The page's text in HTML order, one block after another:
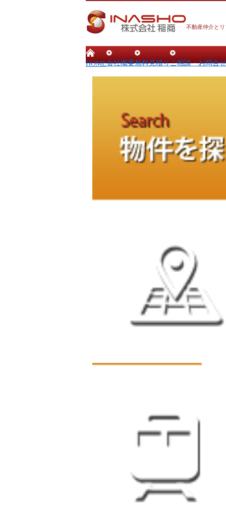
不動産仲介と
HOME会社概要無料見積りご相談・お問合せ